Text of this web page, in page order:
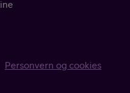
Personvern og cookies